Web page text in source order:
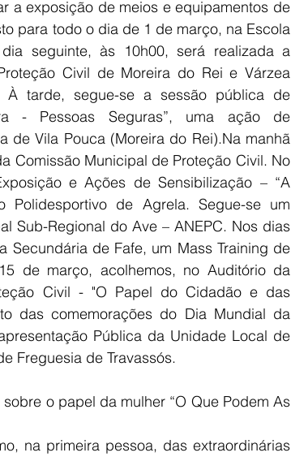
a exposição de meios e equipamentos de
para todo o dia de 1 de março, na Escola
seguinte, às 10h00, será realizada a
Civil de Moreira do Rei e Várzea
tarde, segue-se a sessão pública de
- Pessoas Seguras”, uma ação de
de Vila Pouca (Moreira do Rei).Na manhã
Comissão Municipal de Proteção Civil. No
e Ações de Sensibilização – “A
Polidesportivo de Agrela. Segue-se um
Sub-Regional do Ave – ANEPC. Nos dias
Secundária de Fafe, um Mass Training de
de março, acolhemos, no Auditório da
Civil - "O Papel do Cidadão e das
das comemorações do Dia Mundial da
Pública da Unidade Local de
Freguesia de Travassós.
o papel da mulher “O Que Podem As
na primeira pessoa, das extraordinárias